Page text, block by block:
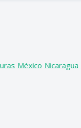
México Nicaragua